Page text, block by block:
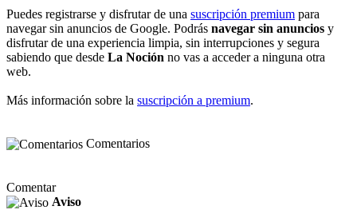
Puedes registrarse y disfrutar de una suscripción premium para
navegar sin anuncios de Google. Podrás navegar sin anuncios y
disfrutar de una experiencia limpia, sin interrupciones y segura
sabiendo que desde La Noción no vas a acceder a ninguna otra
web.
Más información sobre la suscripción a premium.
Comentarios
Comentar
Aviso